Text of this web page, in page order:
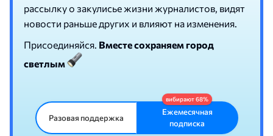
рассылку о закулисье жизни журналистов, видят
новости раньше других и влияют на изменения.
Присоединяйся. Вместе сохраняем город
светлым
Разовая поддержка
Ежемесячная
подписка